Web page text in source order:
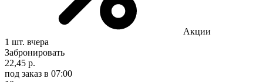
Акции
1 шт. вчера
Забронировать
22,45 р.
под заказ в 07:00